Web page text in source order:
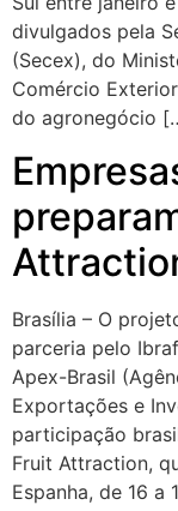
divulgados pela
(Secex), do
Comércio
do agronegócio
Brasília – O
parceria pelo
Apex-Brasil
Exportações e
participação
Fruit Attraction,
Espanha, de 16